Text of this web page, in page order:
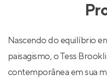
Nascendo do equilíbrio
paisagismo, o Tess
contemporânea em sua